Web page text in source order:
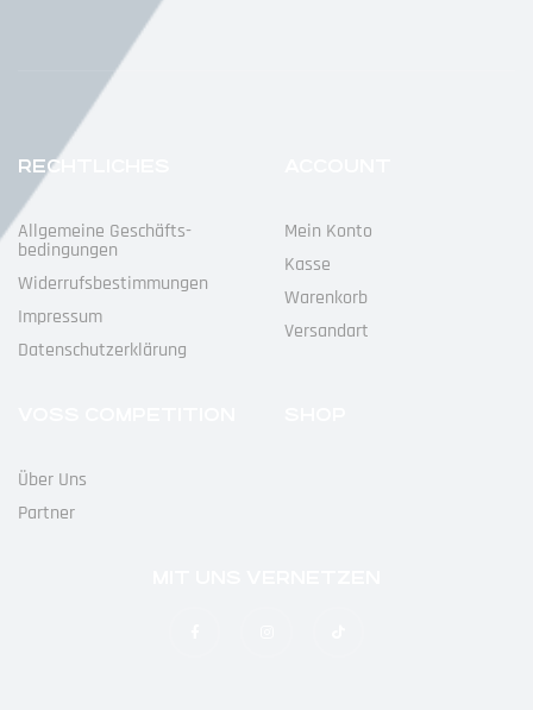
RECHTLICHES
Allgemeine Geschäfts­
Bedingungen
Widerrufs­bestimmungen
Impressum
Datenschutz­erklärung
Mein Konto
Kasse
Warenkorb
Versandart
Über Uns
Partner